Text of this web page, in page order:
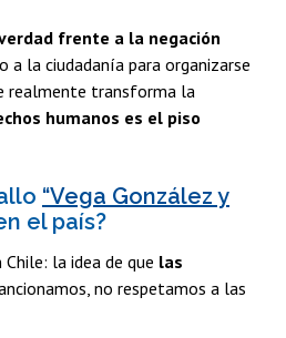
frente a la negación
a la ciudadanía para organizarse
realmente transforma la
humanos es el piso
“Vega González y
el país?
la idea de que las
no respetamos a las